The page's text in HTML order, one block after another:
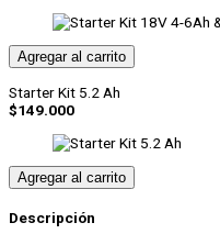
Agregar al carrito
Starter Kit 5.2 Ah
$149.000
Agregar al carrito
Descripción